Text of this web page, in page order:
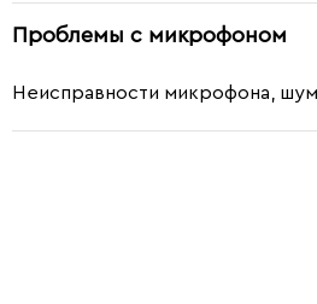
Проблемы с микрофоном
Неисправности микрофона,